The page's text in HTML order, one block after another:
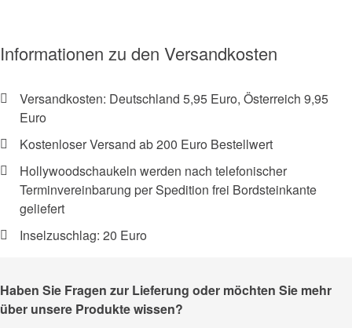
Informationen zu den Versandkosten
Versandkosten: Deutschland 5,95 Euro, Österreich 9,95
Euro
Kostenloser Versand ab 200 Euro Bestellwert
Hollywoodschaukeln werden nach telefonischer
Terminvereinbarung per Spedition frei Bordsteinkante
geliefert
Inselzuschlag: 20 Euro
Haben Sie Fragen zur Lieferung oder möchten Sie mehr
über unsere Produkte wissen?